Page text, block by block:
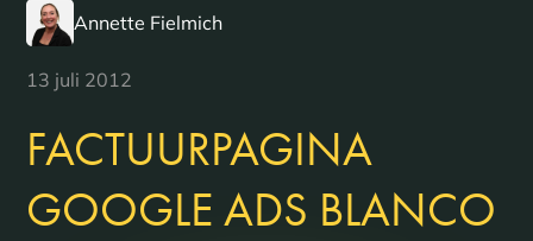
Annette Fielmich
13 juli 2012
FACTUURPAGINA
GOOGLE ADS BLANCO